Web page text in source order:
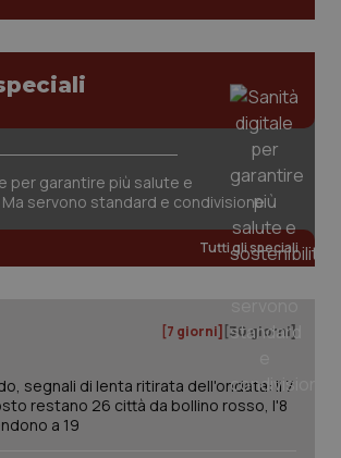
per garantire più salute e
servono standard e condivisione
Tutti gli speciali
[7 giorni] [30 giorni]
segnali di lenta ritirata dell'ondata: il 7
restano 26 città da bollino rosso, l'8
a 19
enable
www.quotidianosanita.it